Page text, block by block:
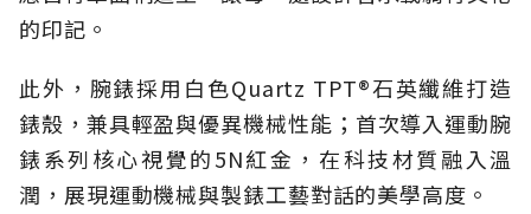
的印記。
此外，腕錶採用白色Quartz TPT®石英纖維打造
錶殼，兼具輕盈與優異機械性能；首次導入運動腕
錶系列核心視覺的5N紅金，在科技材質融入溫
潤，展現運動機械與製錶工藝對話的美學高度。